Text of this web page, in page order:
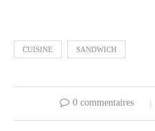
CUISINE SANDWICH
0 commentaires